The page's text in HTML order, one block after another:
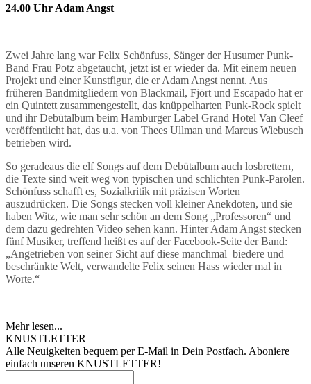
24.00 Uhr Adam Angst
Zwei Jahre lang war Felix Schönfuss, Sänger der Husumer Punk-
Band Frau Potz abgetaucht, jetzt ist er wieder da. Mit einem neuen
Projekt und einer Kunstfigur, die er Adam Angst nennt. Aus
früheren Bandmitgliedern von Blackmail, Fjört und Escapado hat er
ein Quintett zusammengestellt, das knüppelharten Punk-Rock spielt
und ihr Debütalbum beim Hamburger Label Grand Hotel Van Cleef
veröffentlicht hat, das u.a. von Thees Ullman und Marcus Wiebusch
betrieben wird.
So geradeaus die elf Songs auf dem Debütalbum auch losbrettern,
die Texte sind weit weg von typischen und schlichten Punk-Parolen.
Schönfuss schafft es, Sozialkritik mit präzisen Worten
auszudrücken. Die Songs stecken voll kleiner Anekdoten, und sie
haben Witz, wie man sehr schön an dem Song „Professoren“ und
dem dazu gedrehten Video sehen kann. Hinter Adam Angst stecken
fünf Musiker, treffend heißt es auf der Facebook-Seite der Band:
„Angetrieben von seiner Sicht auf diese manchmal biedere und
beschränkte Welt, verwandelte Felix seinen Hass wieder mal in
Worte.“
Mehr lesen...
KNUSTLETTER
Alle Neuigkeiten bequem per E-Mail in Dein Postfach. Aboniere
einfach unseren KNUSTLETTER!